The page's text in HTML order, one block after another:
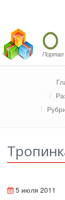
Педагогический
5 июля 2011